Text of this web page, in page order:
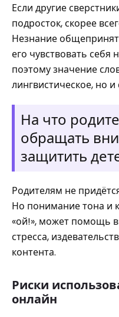
Если другие
подросток, скорее
Незнание
его чувствовать
поэтому значение
лингвистическое, но
На что
обращать
защитить
Родителям не
Но понимание тона и
«ой!», может помощь
стресса,
контента.
Риски
онлайн